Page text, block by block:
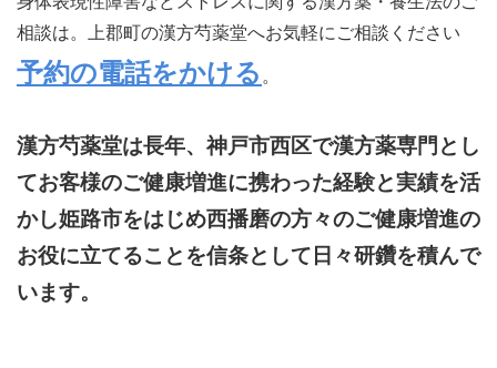
相談は。上郡町の漢方芍薬堂へお気軽にご相談ください
予約の電話をかける 。
漢方芍薬堂は長年、神戸市西区で漢方薬専門とし
てお客様のご健康増進に携わった経験と実績を活
かし姫路市をはじめ西播磨の方々のご健康増進の
お役に立てることを信条として日々研鑽を積んで
います。